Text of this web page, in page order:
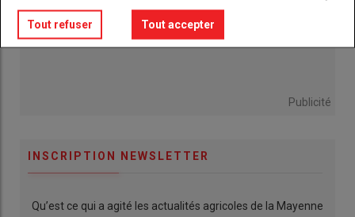
Publicité
INSCRIPTION NEWSLETTER
Qu’est ce qui a agité les actualités agricoles de la Mayenne
Tout refuser Tout accepter